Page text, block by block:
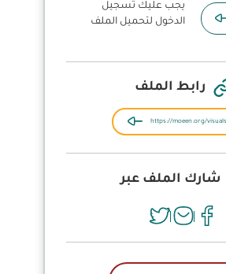
يجب عليك تسجيل
الدخول لتحميل الملف
رابط الملف
https://moeen.org/
شارك الملف عبر